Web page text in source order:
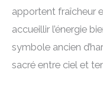
apportent fraîcheur
accueillir l’énergie
symbole ancien
sacré entre ciel et